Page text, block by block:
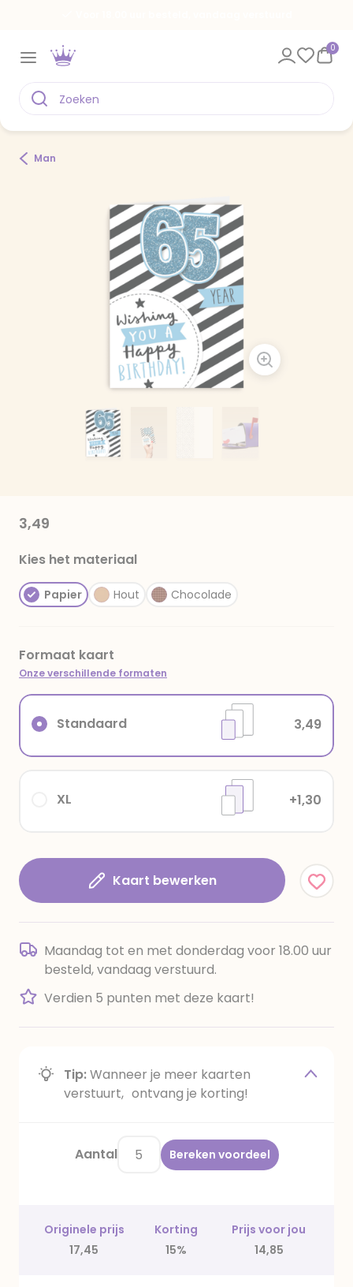
0
Man
3,49
Kies het materiaal
Papier Hout Chocolade
Formaat kaart
Onze verschillende formaten
XL +1,30
Standaard 3,49
Kaart bewerken
Maandag tot en met donderdag voor 18.00 uur
besteld, vandaag verstuurd.
Verdien 5 punten met deze kaart!
Tip:Wanneer je meer kaarten
verstuurt, ontvang je korting!
Aantal Bereken voordeel
Originele prijs Korting
Prijs voor jou
17,45
15% 14,85